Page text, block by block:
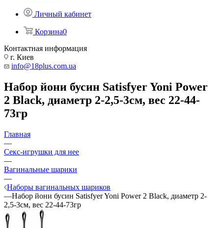
Личный кабинет
Корзина0
Контактная информация
г. Киев
info@18plus.com.ua
Набор йони бусин Satisfyer Yoni Power
2 Black, диаметр 2-2,5-3см, вес 22-44-
73гр
Главная
—
Секс-игрушки для нее
—
Вагинальные шарики
—
Наборы вагинальных шариков
—Набор йони бусин Satisfyer Yoni Power 2 Black, диаметр 2-
2,5-3см, вес 22-44-73гр